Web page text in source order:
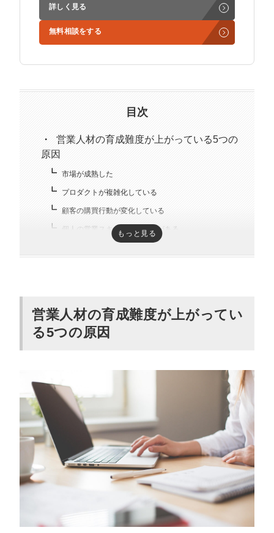
学生時代からに代表岩野の社長秘書として活動。現在は
3社の事業責任者も務めており、Webマーケティングと
趣味はキックボクシング。アマチュアの戦績は2戦0勝2
詳しく見る
無料相談をする
目次
営業人材の育成難度が上がっている5つの
原因
市場が成熟した
プロダクトが複雑化している
顧客の購買行動が変化している
個人の営業スキルにばらつきがある
いる
営業ロールプレイング（ロープレ）をする
OJT（On-The-Job Training）
営業担当者の育成を成功させる5つのコツ
新人が陥りやすい悪習慣を理解する
日報を報告させる
オンラインツールを活用する
PDCAを回す
営業コンサルやアウトソーシングを利用する
営業職を育成するうえでの3つの課題
管理職の指導方法に問題がある
もっと見る
営業人材の育成難度が上がってい
る5つの原因